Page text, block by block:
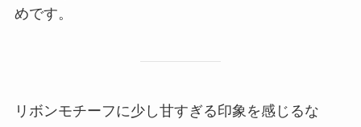
めです。
リボンモチーフに少し甘すぎる印象を感じるな